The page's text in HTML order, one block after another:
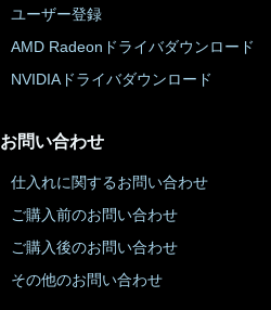
ユーザー登録
AMD Radeonドライバダウンロード
NVIDIAドライバダウンロード
お問い合わせ
仕入れに関するお問い合わせ
ご購入前のお問い合わせ
ご購入後のお問い合わせ
その他のお問い合わせ